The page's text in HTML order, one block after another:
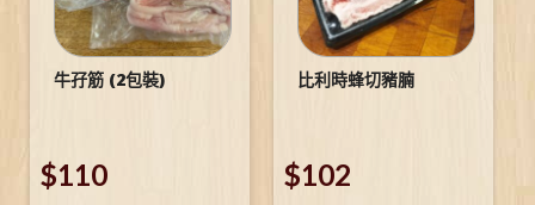
牛孖筋 (2包裝)
$110
比利時蜂切豬腩
$102